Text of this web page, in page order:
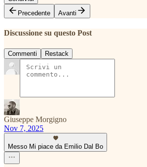
Precedente
Avanti
Discussione su questo Post
Commenti Restack
Giuseppe Morgigno
Nov 7, 2025
Messo Mi piace da Emilio Dal Bo